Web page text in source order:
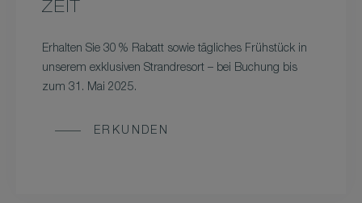
ZEIT
Erhalten Sie 30 % Rabatt sowie tägliches Frühstück in
unserem exklusiven Strandresort – bei Buchung bis
zum 31. Mai 2025.
ERKUNDEN